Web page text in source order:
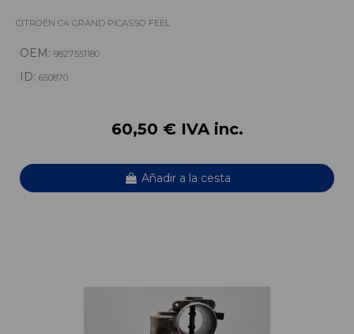
CITROËN C4 GRAND PICASSO FEEL
OEM: 9827551180
ID: 650870
60,50 € IVA inc.
Añadir a la cesta